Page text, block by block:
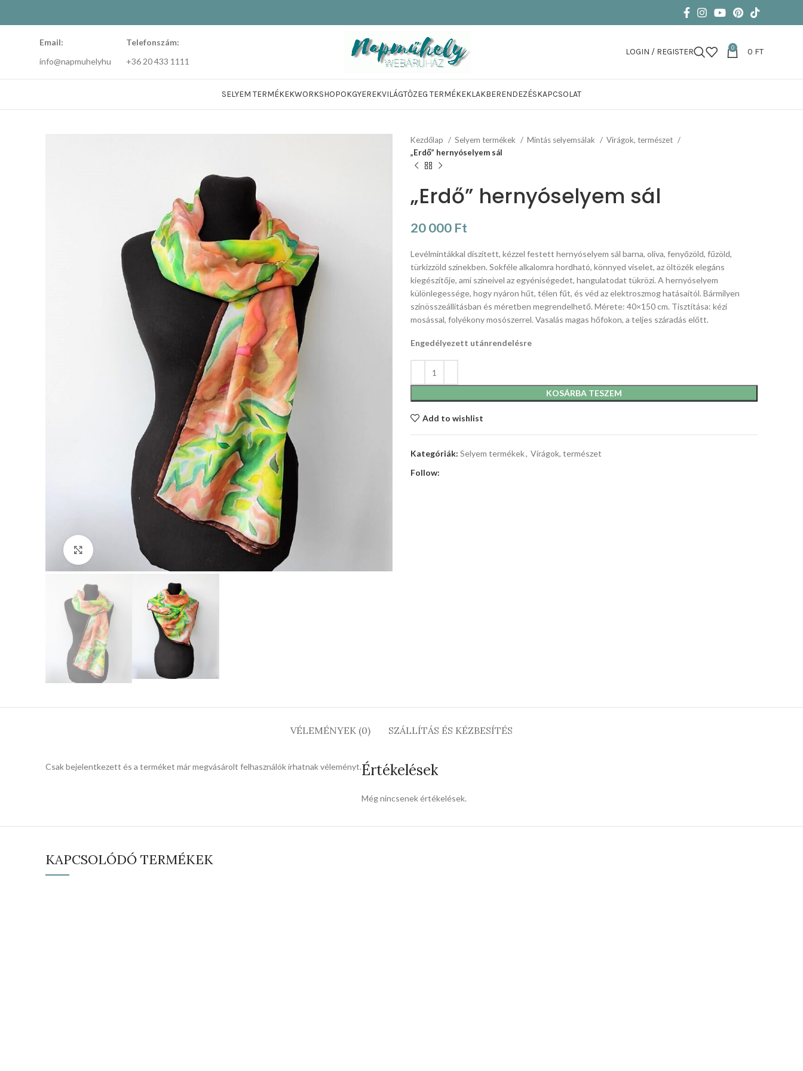
Email:
info@napmuhelyhu
Telefonszám:
+36 20 433 1111
LOGIN / REGISTER 0 0 FT
SELYEM TERMÉKEKWORKSHOPOKGYEREKVILÁGTŐZEG TERMÉKEKLAKBERENDEZÉSKAPCSOLAT
Click to enlarge
Kezdőlap Selyem termékek Mintás selyemsálak
Virágok, természet
„Erdő” hernyóselyem sál
„Erdő” hernyóselyem sál
20 000 Ft
Levélmintákkal díszített, kézzel festett hernyóselyem sál barna, oliva, fenyőzöld, fűzöld,
türkizzöld színekben. Sokféle alkalomra hordható, könnyed viselet, az öltözék elegáns
kiegészítője, ami színeivel az egyéniségedet, hangulatodat tükrözi. A hernyóselyem
különlegessége, hogy nyáron hűt, télen fűt, és véd az elektroszmog hatásaitól. Bármilyen
színösszeállításban és méretben megrendelhető. Mérete: 40×150 cm. Tisztítása: kézi
mosással, folyékony mosószerrel. Vasalás magas hőfokon, a teljes száradás előtt.
Engedélyezett utánrendelésre
KOSÁRBA TESZEM
Add to wishlist
Kategóriák: Selyem termékek, Virágok, természet
Follow:
VÉLEMÉNYEK (0) SZÁLLÍTÁS ÉS KÉZBESÍTÉS
Értékelések
Még nincsenek értékelések.
Csak bejelentkezett és a terméket már megvásárolt felhasználók írhatnak véleményt.
KAPCSOLÓDÓ TERMÉKEK